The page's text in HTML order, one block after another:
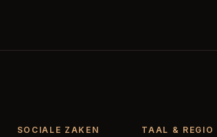
SOCIALE ZAKEN TAAL & REGIO